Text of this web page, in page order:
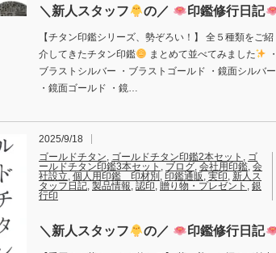
＼新人スタッフ の／ 印鑑修行日記
【チタン印鑑シリーズ、勢ぞろい！】 全５種類をご紹
介してきたチタン印鑑
まとめて並べてみました
・
ブラストシルバー ・ブラストゴールド ・鏡面シルバー
・鏡面ゴールド ・鏡…
2025/9/18
ゴールドチタン, ゴールドチタン印鑑2本セット , ゴ
ールドチタン印鑑3本セット , ブログ, 会社用印鑑, 会
社設立, 個人用印鑑 印材別 , 印鑑通販 , 実印, 新人ス
タッフ日記, 製品情報, 認印, 贈り物・プレゼント , 銀
行印
＼新人スタッフ の／ 印鑑修行日記